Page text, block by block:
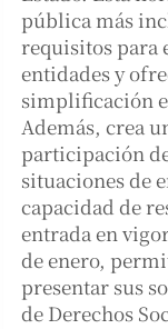
pública más
requisitos para
entidades y
simplificación
Además, crea
participación
situaciones de
capacidad de
entrada en
de enero,
presentar sus
de Derechos